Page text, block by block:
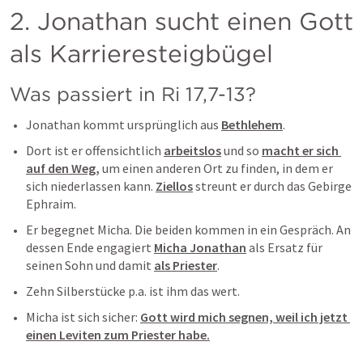
2. Jonathan sucht einen Gott
als Karrieresteigbügel
Was passiert in Ri 17,7-13?
Jonathan kommt ursprünglich aus Bethlehem.
Dort ist er offensichtlich arbeitslos und so macht er sich
auf den Weg, um einen anderen Ort zu finden, in dem er
sich niederlassen kann. Ziellos streunt er durch das Gebirge
Ephraim.
Er begegnet Micha. Die beiden kommen in ein Gespräch. An
dessen Ende engagiert Micha Jonathan als Ersatz für
seinen Sohn und damit als Priester.
Zehn Silberstücke p.a. ist ihm das wert.
Micha ist sich sicher: Gott wird mich segnen, weil ich jetzt
einen Leviten zum Priester habe.